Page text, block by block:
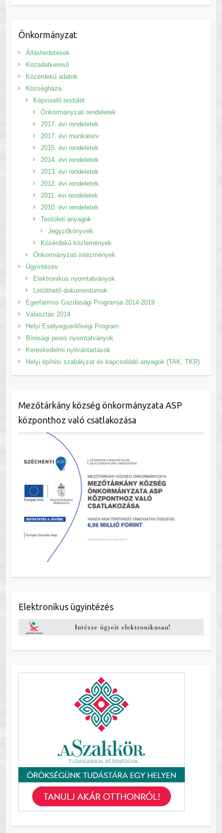
Önkormányzat
Álláshirdetések
Közadatkereső
Közérdekű adatok
Községháza
Képviselő testület
Önkormányzati rendeletek
2017. évi rendeletek
2017. évi munkaterv
2015. évi rendeletek
2014. évi rendeletek
2013. évi rendeletek
2012. évi rendeletek
2011. évi rendeletek
2010. évi rendeletek
Testületi anyagok
Jegyzőkönyvek
Közérdekű közlemények
Önkormányzati intézmények
Ügyintézés
Elektronikus nyomtatványok
Letölthető dokumentumok
Egerfarmos Gazdasági Programja 2014-2019
Választás 2014
Helyi Esélyegyenlőségi Program
Bírósági peres nyomtatványok
Kereskedelmi nyilvántartások
Helyi építési szabályzat és kapcsolódó anyagok (TAK, TKR)
Mezőtárkány község önkormányzata ASP
központhoz való csatlakozása
Elektronikus ügyintézés